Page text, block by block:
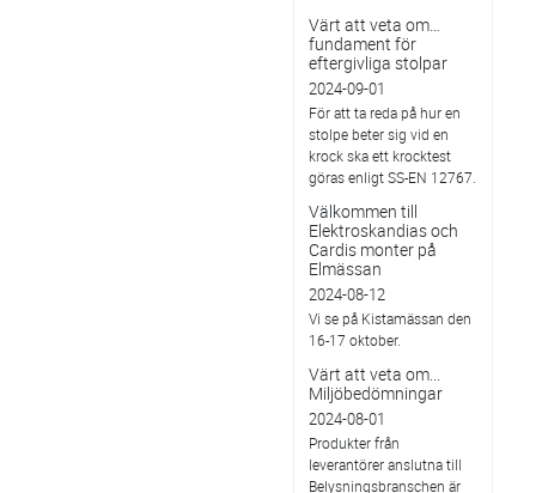
Värt att veta om…
fundament för
eftergivliga stolpar
2024-09-01
För att ta reda på hur en
stolpe beter sig vid en
krock ska ett krocktest
göras enligt SS-EN 12767.
Välkommen till
Elektroskandias och
Cardis monter på
Elmässan
2024-08-12
Vi se på Kistamässan den
16-17 oktober.
Värt att veta om...
Miljöbedömningar
2024-08-01
Produkter från
leverantörer anslutna till
Belysningsbranschen är